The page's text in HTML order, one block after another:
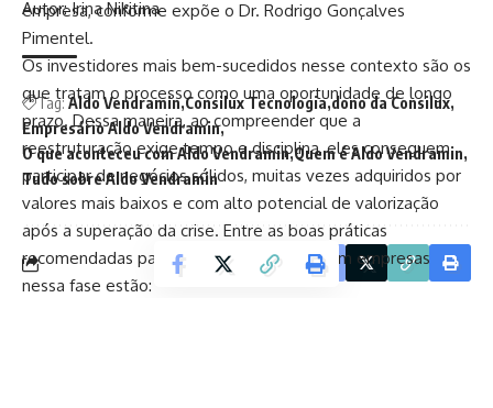
Autor: Irina Nikitina
Tag: Aldo Vendramin Consilux Tecnologia dono da Consilux
Empresário Aldo Vendramin
O que aconteceu com Aldo Vendramin Quem é Aldo Vendramin
Tudo sobre Aldo Vendramin
Facebook
empresa, conforme expõe o Dr. Rodrigo Gonçalves
Pimentel.
Os investidores mais bem-sucedidos nesse contexto são os
que tratam o processo como uma oportunidade de longo
prazo. Dessa maneira, ao compreender que a
reestruturação exige tempo e disciplina, eles conseguem
participar de negócios sólidos, muitas vezes adquiridos por
valores mais baixos e com alto potencial de valorização
após a superação da crise. Entre as boas práticas
recomendadas para quem busca investir em empresas
nessa fase estão: